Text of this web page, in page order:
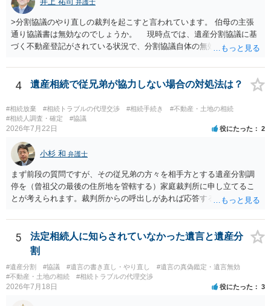
弁護士
>分割協議のやり直しの裁判を起こすと言われています。 伯母の主張
通り協議書は無効なのでしょうか。 現時点では、遺産分割協議に基
づく不動産登記がされている状況で、分割協議自体の無効を裁判所が
方の訴訟の主張及び立証次第ですが、 ・御祖母様の認知能力に関する
医師の意見書、筆跡鑑定 が提出されればその効力が否定される可能性
はありますが、 ・伯母様自身が分割協議に加わっていること ・御祖母
様の意に反する遺産分割協議を行う実益が誰にあったかの立証が困難
であること からすると、実際に遺産分割協議の効力が否定される可能
性はそれほど高くない（立証のハードルは非常に高い）ということが
言えると思います。
4 遺産相続で従兄弟が協力しない場合の対処法は？
#相続放棄 #相続トラブルの代理交渉 #相続手続き
#不動産・土地の相続
#相続人調査・確定
#協議
2026年7月22日 役にたった 2
小杉 和 弁護士
まず前段の質問ですが、その従兄弟の方々を相手方とする遺産分割調
停を（曾祖父の最後の住所地を管轄する）家庭裁判所に申し立てるこ
とが考えられます。裁判所からの呼出しがあれば応答する可能性がま
能と思われます。時間が思った以上にないので必要書類をてきぱきと
揃える必要があります。その点是非御注意ください。
5
法定相続人に知らされていなかった遺言と遺産分
割
#遺産分割 #協議 #遺言の書き直し・やり直し
#遺言の真偽鑑定・遺言無効
#不動産・土地の相続
#相続トラブルの代理交渉
2026年7月18日 役にたった 3